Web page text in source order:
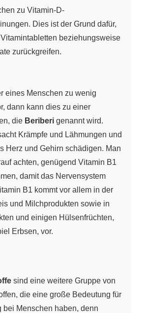
zu Vitamin-D-
Dies ist der Grund dafür,
beziehungsweise
zurückgreifen.
eines Menschen zu wenig
dann kann dies zu einer
die Beriberi genannt wird.
Krämpfe und Lähmungen und
Herz und Gehirn schädigen. Man
achten, genügend Vitamin B1
damit das Nervensystem
B1 kommt vor allem in der
und Milchprodukten sowie in
und einigen Hülsenfrüchten,
Erbsen, vor.
sind eine weitere Gruppe von
die eine große Bedeutung für
bei Menschen haben, denn